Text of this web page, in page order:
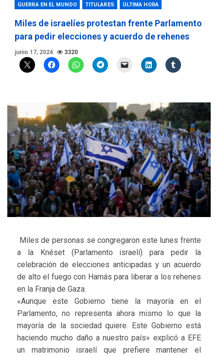
GUERRA EN EL MUNDO TITULARES ÚLTIMA HORA
Miles de israelíes protestan frente Parlamento
para pedir elecciones y acuerdo de rehenes
junio 17, 2024 3320
Miles de personas se congregaron este lunes frente
a la Knéset (Parlamento israelí) para pedir la
celebración de elecciones anticipadas y un acuerdo
de alto el fuego con Hamás para liberar a los rehenes
en la Franja de Gaza.
«Aunque este Gobierno tiene la mayoría en el
Parlamento, no representa ahora mismo lo que la
mayoría de la sociedad quiere. Este Gobierno está
haciendo mucho daño a nuestro país» explicó a EFE
un matrimonio israelí que prefiere mantener el